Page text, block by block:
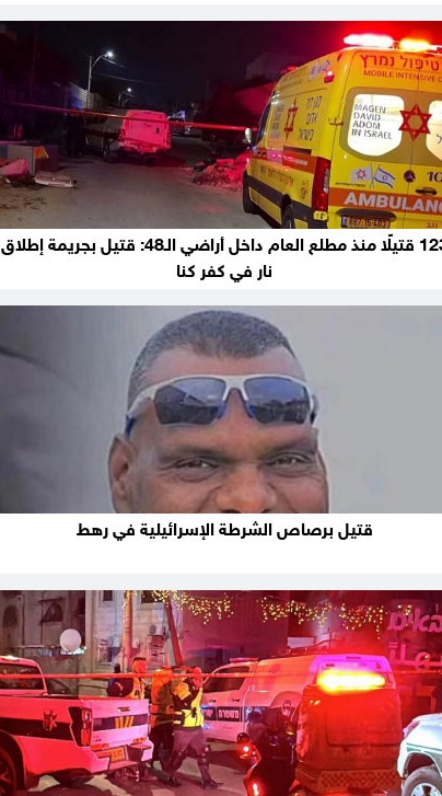
123 قتيلًا منذ مطلع العام داخل أراضي الـ48: قتيل بجريمة إطلاق
نار في كفر كنا
قتيل برصاص الشرطة الإسرائيلية في رهط